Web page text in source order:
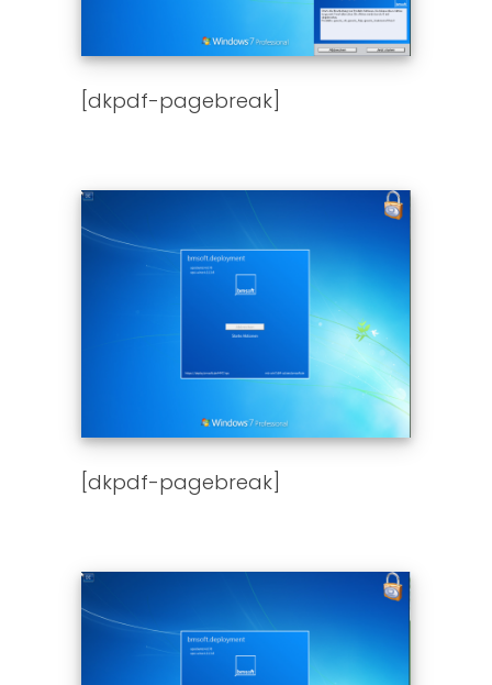
[dkpdf-pagebreak]
[dkpdf-pagebreak]